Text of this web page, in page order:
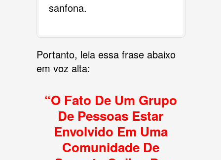
sanfona.
Portanto, leia essa frase abaixo
em voz alta:
“O Fato De Um Grupo
De Pessoas Estar
Envolvido Em Uma
Comunidade De